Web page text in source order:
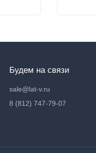
Будем на связи
sale@lat-v.ru
8 (812) 747-79-07